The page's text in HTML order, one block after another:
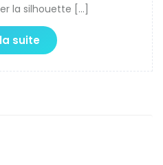
la silhouette […]
suite